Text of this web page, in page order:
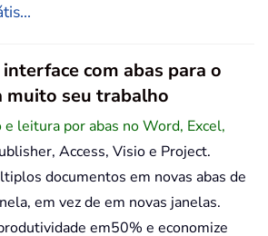
com abas para o
muito seu trabalho
leitura por abas no Word, Excel,
Access, Visio e Project.
documentos em novas abas de
em vez de em novas janelas.
em50% e economize